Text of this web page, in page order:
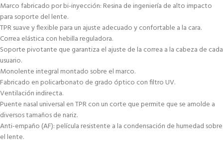
Marco fabricado por bi-inyección: Resina de ingeniería de alto impacto
para soporte del lente.
TPR suave y flexible para un ajuste adecuado y confortable a la cara.
Correa elástica con hebilla reguladora.
Soporte pivotante que garantiza el ajuste de la correa a la cabeza de cada
usuario.
Monolente integral montado sobre el marco.
Fabricado en policarbonato de grado óptico con filtro UV.
Ventilación indirecta.
Puente nasal universal en TPR con un corte que permite que se amolde a
diversos tamaños de nariz.
Anti-empaño (AF): película resistente a la condensación de humedad sobre
el lente.